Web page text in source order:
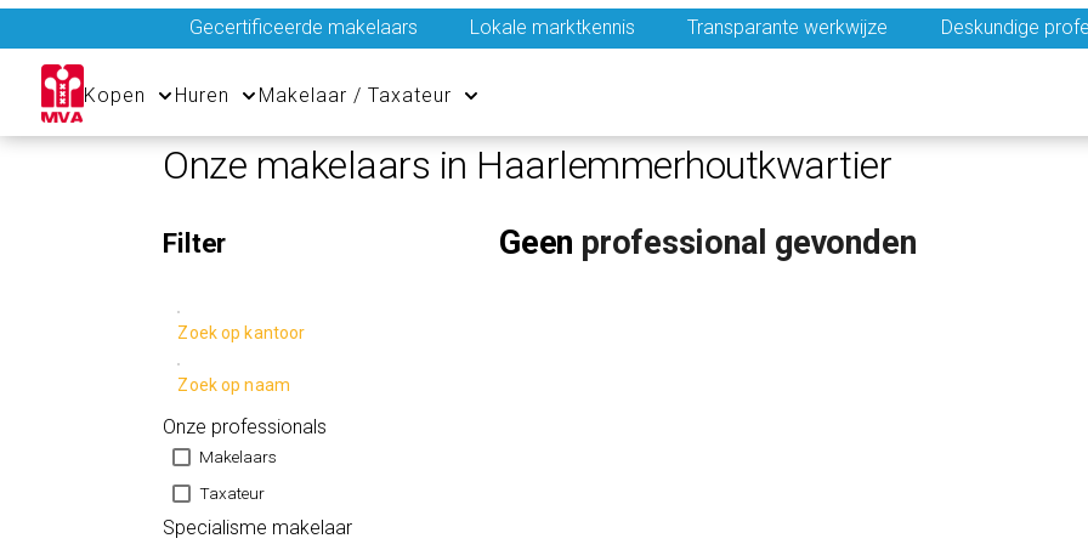
Gecertificeerde makelaars Lokale marktkennis Transparante werkwijze Deskundige
Kopen Huren Makelaar / Taxateur
Onze makelaars in Haarlemmerhoutkwartier
Filter
Zoek op kantoor
Zoek op naam
Onze professionals
Makelaars
Taxateur
Specialisme makelaar
Geen professional gevonden